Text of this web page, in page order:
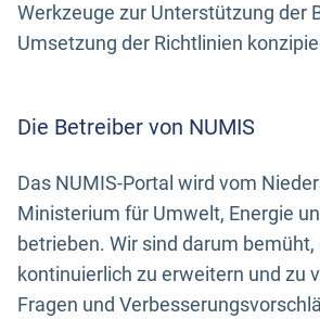
Werkzeuge zur Unterstützung der
Umsetzung der Richtlinien
Die Betreiber von NUMIS
Das NUMIS-Portal wird vom
Ministerium für Umwelt, Energie
betrieben. Wir sind darum
kontinuierlich zu erweitern und zu
Fragen und